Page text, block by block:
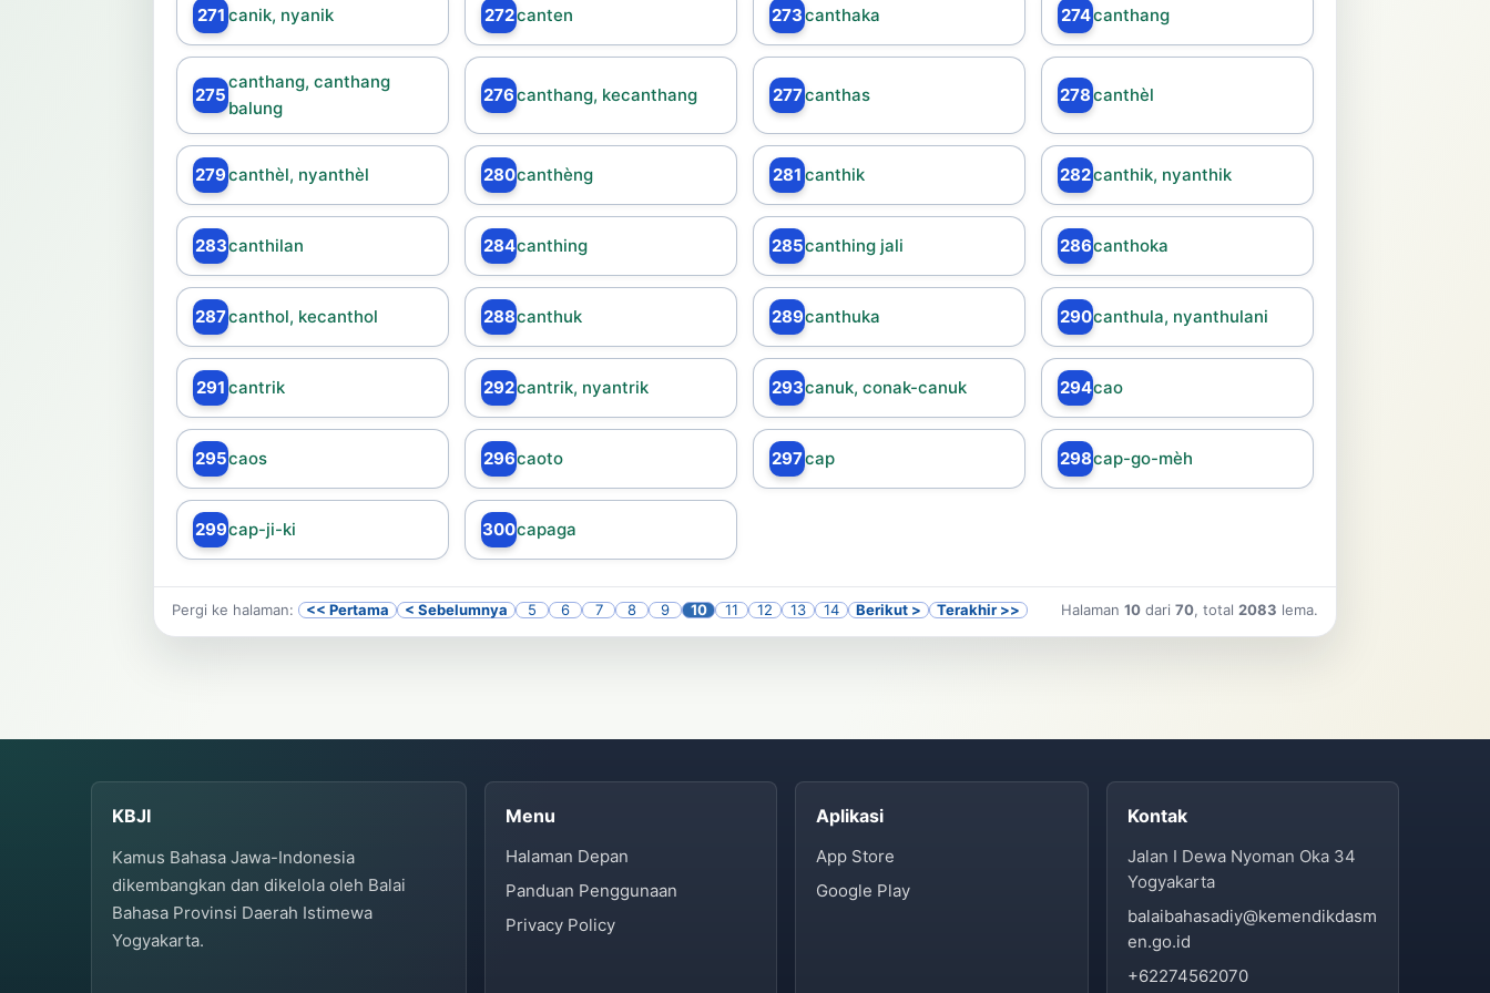
271 canik, nyanik 272canten 273canthaka 274canthang
275
canthang, canthang
balung
276canthang, kecanthang 277canthas 278canthèl
279canthèl, nyanthèl 280canthèng 281 canthik 282canthik, nyanthik
283canthilan 284canthing 285canthing jali 286canthoka
287canthol, kecanthol 288canthuk 289canthuka 290canthula, nyanthulani
291 cantrik 292cantrik, nyantrik 293canuk, conak-canuk 294cao
295caos 296caoto 297cap 298cap-go-mèh
299cap-ji-ki 300capaga
Pergi ke halaman: << Pertama < Sebelumnya 5 6 7 8 9 10 11 12 13 14 Berikut > Terakhir >> Halaman 10 dari 70, total 2083 lema.
KBJI
Kamus Bahasa Jawa-Indonesia
dikembangkan dan dikelola oleh Balai
Bahasa Provinsi Daerah Istimewa
Yogyakarta.
Menu
Halaman Depan
Panduan Penggunaan
Privacy Policy
Aplikasi
App Store
Google Play
Kontak
Jalan I Dewa Nyoman Oka 34
Yogyakarta
balaibahasadiy@kemendikdasm
en.go.id
+62274562070